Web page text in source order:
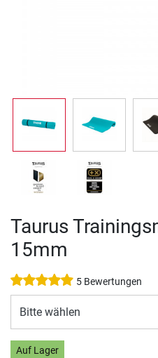
Taurus
15mm
5 Bewertungen
Bitte wählen
Auf Lager